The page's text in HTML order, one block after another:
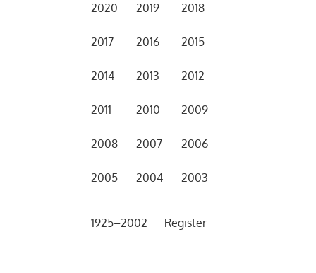
2020 2019 2018
2017 2016 2015
2014 2013 2012
2011 2010 2009
2008 2007 2006
2005 2004 2003
1925–2002 Register